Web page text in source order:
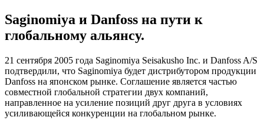
Saginomiya и Danfoss на пути к
глобальному альянсу.
21 сентября 2005 года Saginomiya Seisakusho Inc. и Danfoss A/S
подтвердили, что Saginomiya будет дистрибутором продукции
Danfoss на японском рынке. Соглашение является частью
совместной глобальной стратегии двух компаний,
направленное на усиление позиций друг друга в условиях
усиливающейся конкуренции на глобальном рынке.